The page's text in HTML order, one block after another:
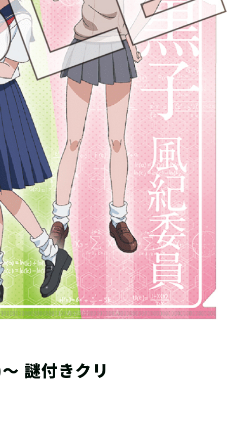
謎付きクリ